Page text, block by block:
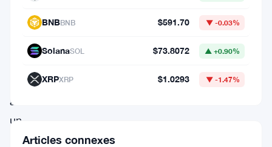
marché
des
atteint
un
sommet
BNBBNB $591.70 ▼ -0.03%
SolanaSOL $73.8072 ▲ +0.90%
XRPXRP $1.0293 ▼ -1.47%
Articles connexes